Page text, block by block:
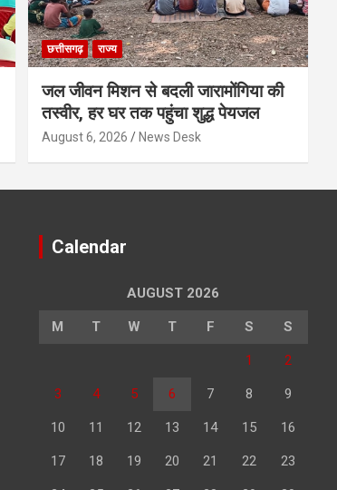
छत्तीसगढ़ राज्य
जल जीवन मिशन से बदली जारामोंगिया की
तस्वीर, हर घर तक पहुंचा शुद्ध पेयजल
August 6, 2026 News Desk
Calendar
AUGUST 2026
M T W T F S S
1 2
3 4 5 6 7 8 9
10 11 12 13 14 15 16
17 18 19 20 21 22 23